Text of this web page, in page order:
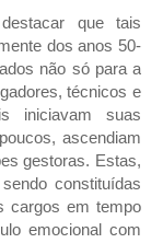
que tais
dos anos 50-
não só para a
técnicos e
iniciavam suas
ascendiam
gestoras. Estas,
constituídas
cargos em tempo
emocional com